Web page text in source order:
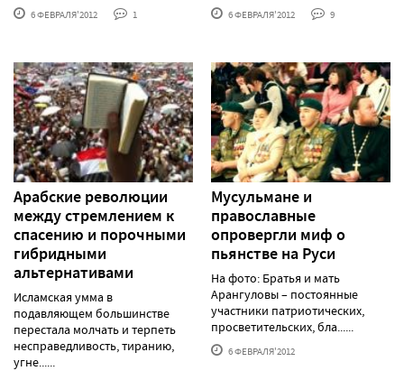
6 ФЕВРАЛЯ'2012 1 6 ФЕВРАЛЯ'2012 9
Арабские революции
между стремлением к
спасению и порочными
гибридными
альтернативами
Исламская умма в
подавляющем большинстве
перестала молчать и терпеть
несправедливость, тиранию,
угне......
Мусульмане и
православные
опровергли миф о
пьянстве на Руси
На фото: Братья и мать
Арангуловы – постоянные
участники патриотических,
просветительских, бла......
6 ФЕВРАЛЯ'2012